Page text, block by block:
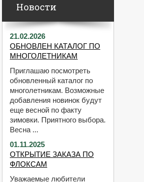
Новости
21.02.2026
ОБНОВЛЕН КАТАЛОГ ПО
МНОГОЛЕТНИКАМ
Приглашаю посмотреть
обновленный каталог по
многолетникам. Возможные
добавления новинок будут
еще весной по факту
зимовки. Приятного выбора.
Весна ...
01.11.2025
ОТКРЫТИЕ ЗАКАЗА ПО
ФЛОКСАМ
Уважаемые любители